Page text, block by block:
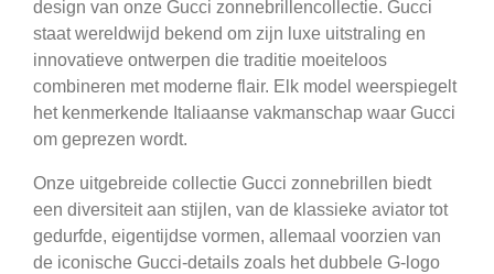
design van onze Gucci zonnebrillencollectie. Gucci
staat wereldwijd bekend om zijn luxe uitstraling en
innovatieve ontwerpen die traditie moeiteloos
combineren met moderne flair. Elk model weerspiegelt
het kenmerkende Italiaanse vakmanschap waar Gucci
om geprezen wordt.
Onze uitgebreide collectie Gucci zonnebrillen biedt
een diversiteit aan stijlen, van de klassieke aviator tot
gedurfde, eigentijdse vormen, allemaal voorzien van
de iconische Gucci-details zoals het dubbele G-logo